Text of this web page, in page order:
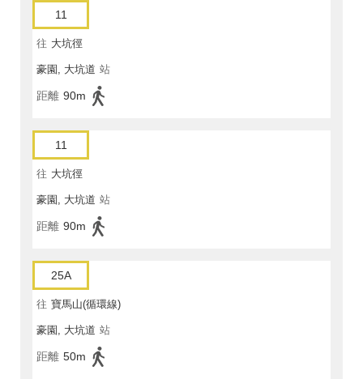
11
往 大坑徑
豪園, 大坑道 站
距離 90m
11
往 大坑徑
豪園, 大坑道 站
距離 90m
25A
往 寶馬山(循環線)
豪園, 大坑道 站
距離 50m